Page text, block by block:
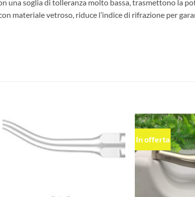
una soglia di tolleranza molto bassa, trasmettono la
materiale vetroso, riduce l’indice di rifrazione per
Aggiungi
alla lista
dei
In offerta